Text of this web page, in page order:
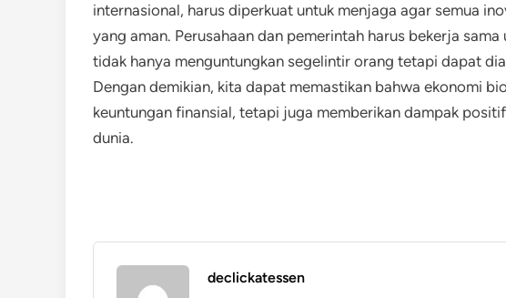
internasional, harus diperkuat untuk menjaga agar semua
yang aman. Perusahaan dan pemerintah harus bekerja
tidak hanya menguntungkan segelintir orang tetapi dapat
Dengan demikian, kita dapat memastikan bahwa ekonomi
keuntungan finansial, tetapi juga memberikan dampak
dunia.
declickatessen